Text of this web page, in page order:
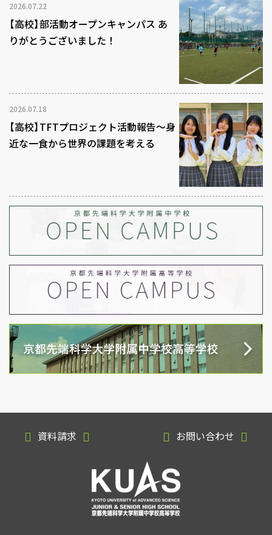
2026.07.22
【高校】部活動オープンキャンパス あ
りがとうございました！
2026.07.18
【高校】TFTプロジェクト活動報告～身
近な一食から世界の課題を考える
資料請求 お問い合わせ